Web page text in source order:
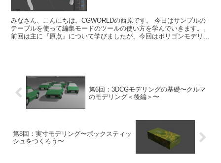
みなさん、こんにちは。CGWORLDの西原です。 今日はサンプルの
テーブルを使って編集モードのツールの使い方を学んでいきます。。
前回は主に『原点』について学びましたが、今回はポリゴンモデリン
第6回：3DCGモデリングの基礎〜クルマ
のモデリング＜後編＞〜
第8回：実寸モデリング〜ボックスティッ
シュをつくろう〜